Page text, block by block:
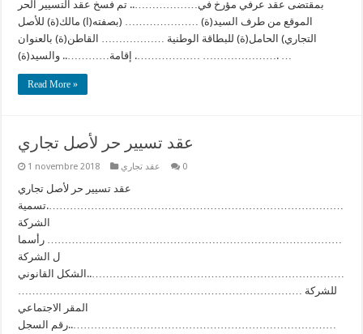
بمقتضى عقد عرفي مؤرخ في……………….. تم فسخ عقد التسيير الحر
الموقع من طرف السيد(ة) ………………… (بصفته(ا) مالك(ة) للأصل
التجاري) الحامل(ة) للبطاقة الوطنية ……………… القاطن(ة) بالعنوان
………………. إقامة………….. والسيد(ة) …………………. …
Read More »
عقد تسيير حر لأصل تجاري
1 novembre 2018 عقد تجاري 0
عقد تسيير حر لأصل تجاري
………………………………………………………………………….تسمية
الشركة
………………………………………………………………………… رأسما
ل الشركة
………………………………………………………………..الشكل القانوني
للشركة ………………………………………………………………………
المقر الاجتماعي
…………………………………………………………………..رقم السجل